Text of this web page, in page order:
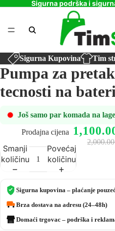
Sigurna podrška i
Sigurna Kupovina Tim
Pumpa za
tecnosti na
Još samo par komada na
Prodajna cijena
Smanji
količinu
Povećaj
količinu
Sigurna kupovina – plaćanje
Brza dostava na adresu (24–48h)
Domaći trgovac – podrška i